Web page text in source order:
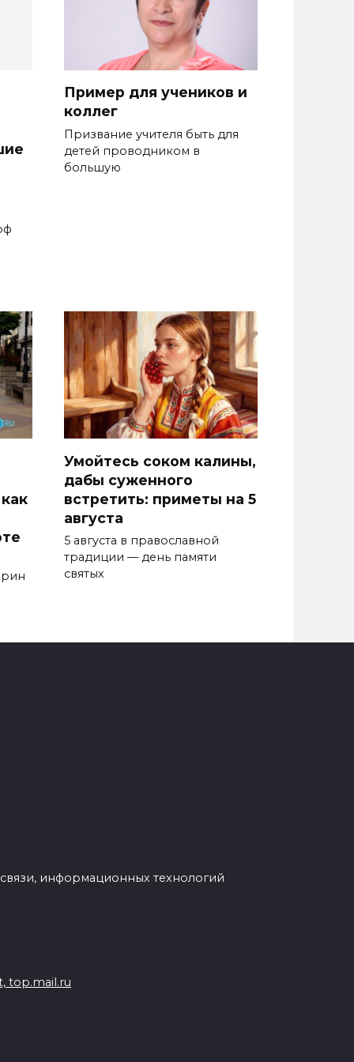
Пример для учеников и
коллег
Призвание учителя быть для
де­тей проводником в
большую
Умойтесь соком калины,
дабы суженного
встретить: приметы на 5
августа
5 августа в православной
традиции — день памяти
святых
информационных технологий
top.mail.ru